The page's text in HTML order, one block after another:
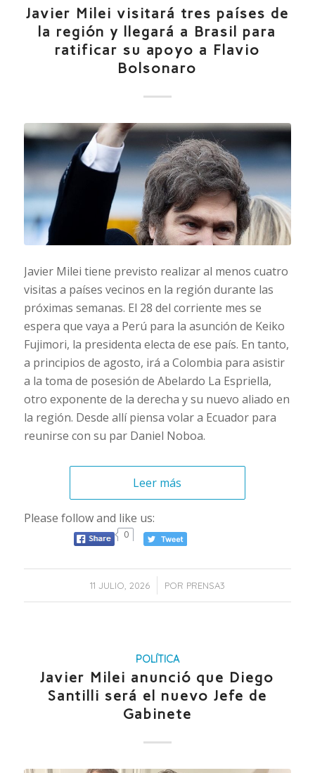
Javier Milei visitará tres países de
la región y llegará a Brasil para
ratificar su apoyo a Flavio
Bolsonaro
Javier Milei tiene previsto realizar al menos cuatro
visitas a países vecinos en la región durante las
próximas semanas. El 28 del corriente mes se
espera que vaya a Perú para la asunción de Keiko
Fujimori, la presidenta electa de ese país. En tanto,
a principios de agosto, irá a Colombia para asistir
a la toma de posesión de Abelardo La Espriella,
otro exponente de la derecha y su nuevo aliado en
la región. Desde allí piensa volar a Ecuador para
reunirse con su par Daniel Noboa.
Leer más
Please follow and like us:
0
11 JULIO, 2026
/ POR PRENSA3
POLÍTICA
Javier Milei anunció que Diego
Santilli será el nuevo Jefe de
Gabinete